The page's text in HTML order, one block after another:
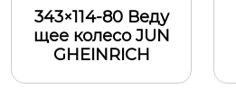
343×114-80 Веду
щее колесо JUN
GHEINRICH